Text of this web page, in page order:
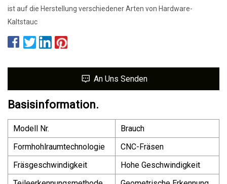
ist auf die Herstellung verschiedener Arten von Hardware-
Kaltstauc
An Uns Senden
Basisinformation.
Modell Nr.
Brauch
Formhohlraumtechnologie
CNC-Fräsen
Fräsgeschwindigkeit
Hohe Geschwindigkeit